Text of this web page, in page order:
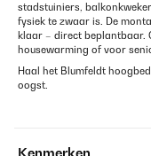
stadstuiniers,
fysiek te zwaar is. De
klaar – direct beplantbaar.
housewarming of voor
Haal het Blumfeldt
oogst.
Kenmerken